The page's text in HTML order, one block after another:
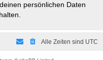
persönlichen Daten
Alle Zeiten sind UTC